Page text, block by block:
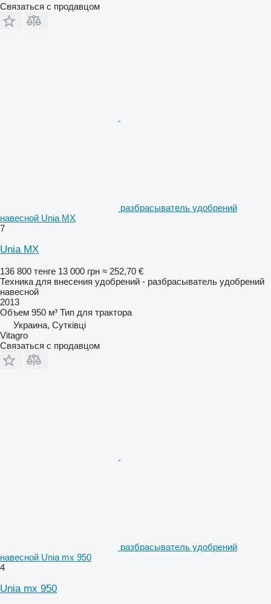
Связаться с продавцом
разбрасыватель удобрений
навесной Unia MX
7
Unia MX
136 800 тенге 13 000 грн ≈ 252,70 €
Техника для внесения удобрений - разбрасыватель удобрений
навесной
2013
Объем 950 м³ Тип для трактора
Украина, Сутківці
Vitagro
Связаться с продавцом
разбрасыватель удобрений
навесной Unia mx 950
4
Unia mx 950